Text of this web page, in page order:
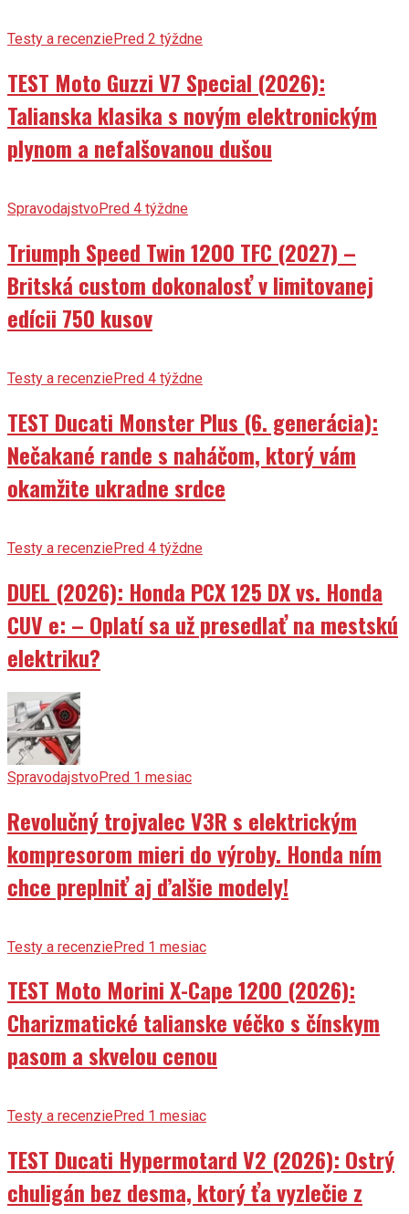
Testy a recenziePred 2 týždne
TEST Moto Guzzi V7 Special (2026):
Talianska klasika s novým elektronickým
plynom a nefalšovanou dušou
SpravodajstvoPred 4 týždne
Triumph Speed Twin 1200 TFC (2027) –
Britská custom dokonalosť v limitovanej
edícii 750 kusov
Testy a recenziePred 4 týždne
TEST Ducati Monster Plus (6. generácia):
Nečakané rande s naháčom, ktorý vám
okamžite ukradne srdce
Testy a recenziePred 4 týždne
DUEL (2026): Honda PCX 125 DX vs. Honda
CUV e: – Oplatí sa už presedlať na mestskú
elektriku?
SpravodajstvoPred 1 mesiac
Revolučný trojvalec V3R s elektrickým
kompresorom mieri do výroby. Honda ním
chce preplniť aj ďalšie modely!
Testy a recenziePred 1 mesiac
TEST Moto Morini X-Cape 1200 (2026):
Charizmatické talianske véčko s čínskym
pasom a skvelou cenou
Testy a recenziePred 1 mesiac
TEST Ducati Hypermotard V2 (2026): Ostrý
chuligán bez desma, ktorý ťa vyzlečie z